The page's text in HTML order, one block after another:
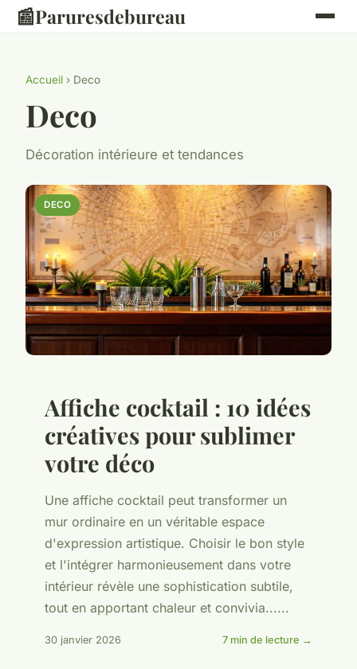
📰Paruresdebureau
Accueil › Deco
Deco
Décoration intérieure et tendances
DECO
Affiche cocktail : 10 idées
créatives pour sublimer
votre déco
Une affiche cocktail peut transformer un
mur ordinaire en un véritable espace
d'expression artistique. Choisir le bon style
et l'intégrer harmonieusement dans votre
intérieur révèle une sophistication subtile,
tout en apportant chaleur et convivia......
30 janvier 2026 7 min de lecture →